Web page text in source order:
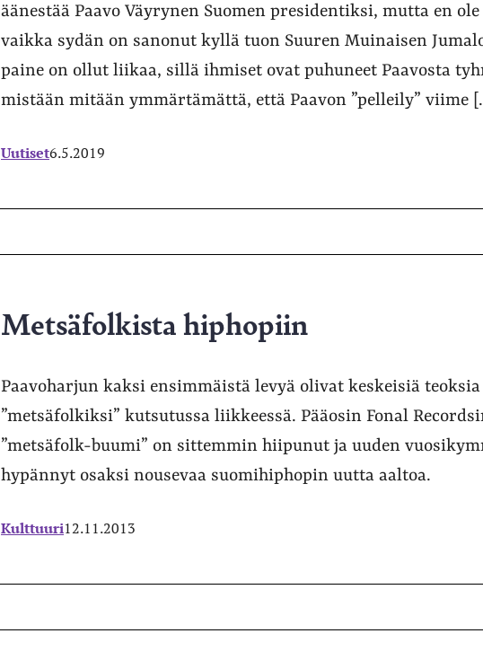
äänestää Paavo Väyrynen Suomen presidentiksi, mutta en
vaikka sydän on sanonut kyllä tuon Suuren Muinaisen
paine on ollut liikaa, sillä ihmiset ovat puhuneet Paavosta
mistään mitään ymmärtämättä, että Paavon ”pelleily” viime
Uutiset6.5.2019
Metsäfolkista hiphopiin
Paavoharjun kaksi ensimmäistä levyä olivat keskeisiä
”metsäfolkiksi” kutsutussa liikkeessä. Pääosin Fonal
”metsäfolk-buumi” on sittemmin hiipunut ja uuden
hypännyt osaksi nousevaa suomihiphopin uutta aaltoa.
Kulttuuri12.11.2013